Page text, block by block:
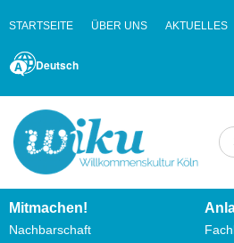
STARTSEITE ÜBER UNS AKTUELLES
Deutsch
Mitmachen!
Nachbarschaft